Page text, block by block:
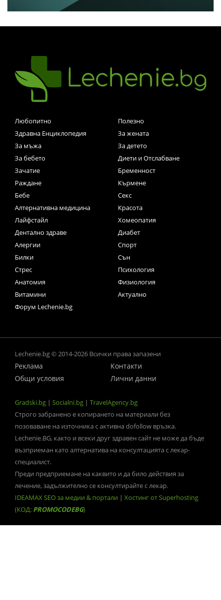
Любопитно
Полезно
Здравна Енциклопедия
За жената
За мъжа
За детето
За бебето
Диети и Отслабване
Зачатие
Бременност
Раждане
Кърмене
Бебе
Секс
Алтернативна медицина
Красота
Лайфстайл
Хомеопатия
Дентално здраве
Диабет
Алергии
Спорт
Билки
Сън
Стрес
Психология
Анатомия
Физиология
Витамини
Актуално
Форум Lechenie.bg
Lechenie.bg © 2014-2026 Всички права запазени
Реклама
Контакти
Общи условия
Лични данни
Gradski.bg | Socialni.bg | TravelAgency.bg
Строго забранено е копирането на материали без
позоваване на източника с активна dofollow връзка.
Lechenie.BG, както и всеки друг здравен сайт не може да бъде
възприеман като алтернатива на консултацията с лекар-
специалист.
Преди предприемане на каквито и да било действия за
лечение, задължително се консултирайте с лекар.
IDEAMAX SEO за медии & портали | Хостинг от Superhosting
(КОД: PROMOCODEBG)